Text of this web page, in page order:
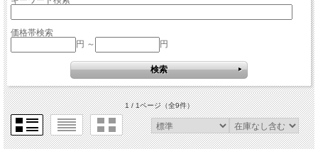
価格帯検索
円 ～
円
1 / 1ページ（全9件）